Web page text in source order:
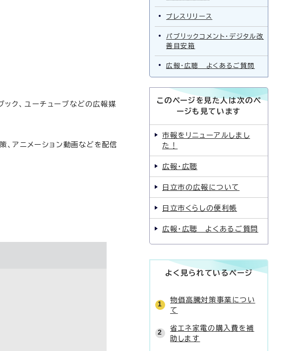
ック、ユーチューブなどの広報媒
アニメーション動画などを配信
プレスリリース
パブリックコメント・デジタル改
善目安箱
広報・広聴 よくあるご質問
このページを見た人は次のペ
ージも見ています
市報をリニューアルしまし
た！
広報・広聴
日立市の広報について
日立市くらしの便利帳
広報・広聴 よくあるご質問
よく見られているページ
物価高騰対策事業につい
て
省エネ家電の購入費を補
助します